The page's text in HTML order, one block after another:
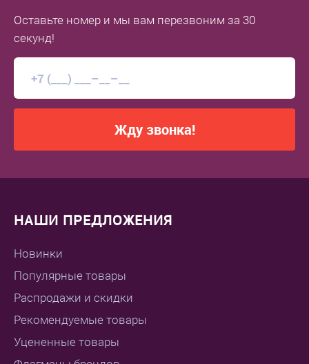
Оставьте номер и мы вам перезвоним за 30
секунд!
Жду звонка!
НАШИ ПРЕДЛОЖЕНИЯ
Новинки
Популярные товары
Распродажи и скидки
Рекомендуемые товары
Уцененные товары